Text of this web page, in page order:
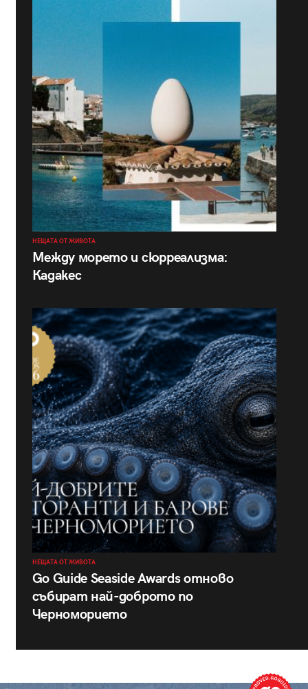
НЕЩАТА ОТ ЖИВОТА
Между морето и сюрреализма:
Кадакес
НЕЩАТА ОТ ЖИВОТА
Go Guide Seaside Awards отново
събират най-доброто по
Черноморието